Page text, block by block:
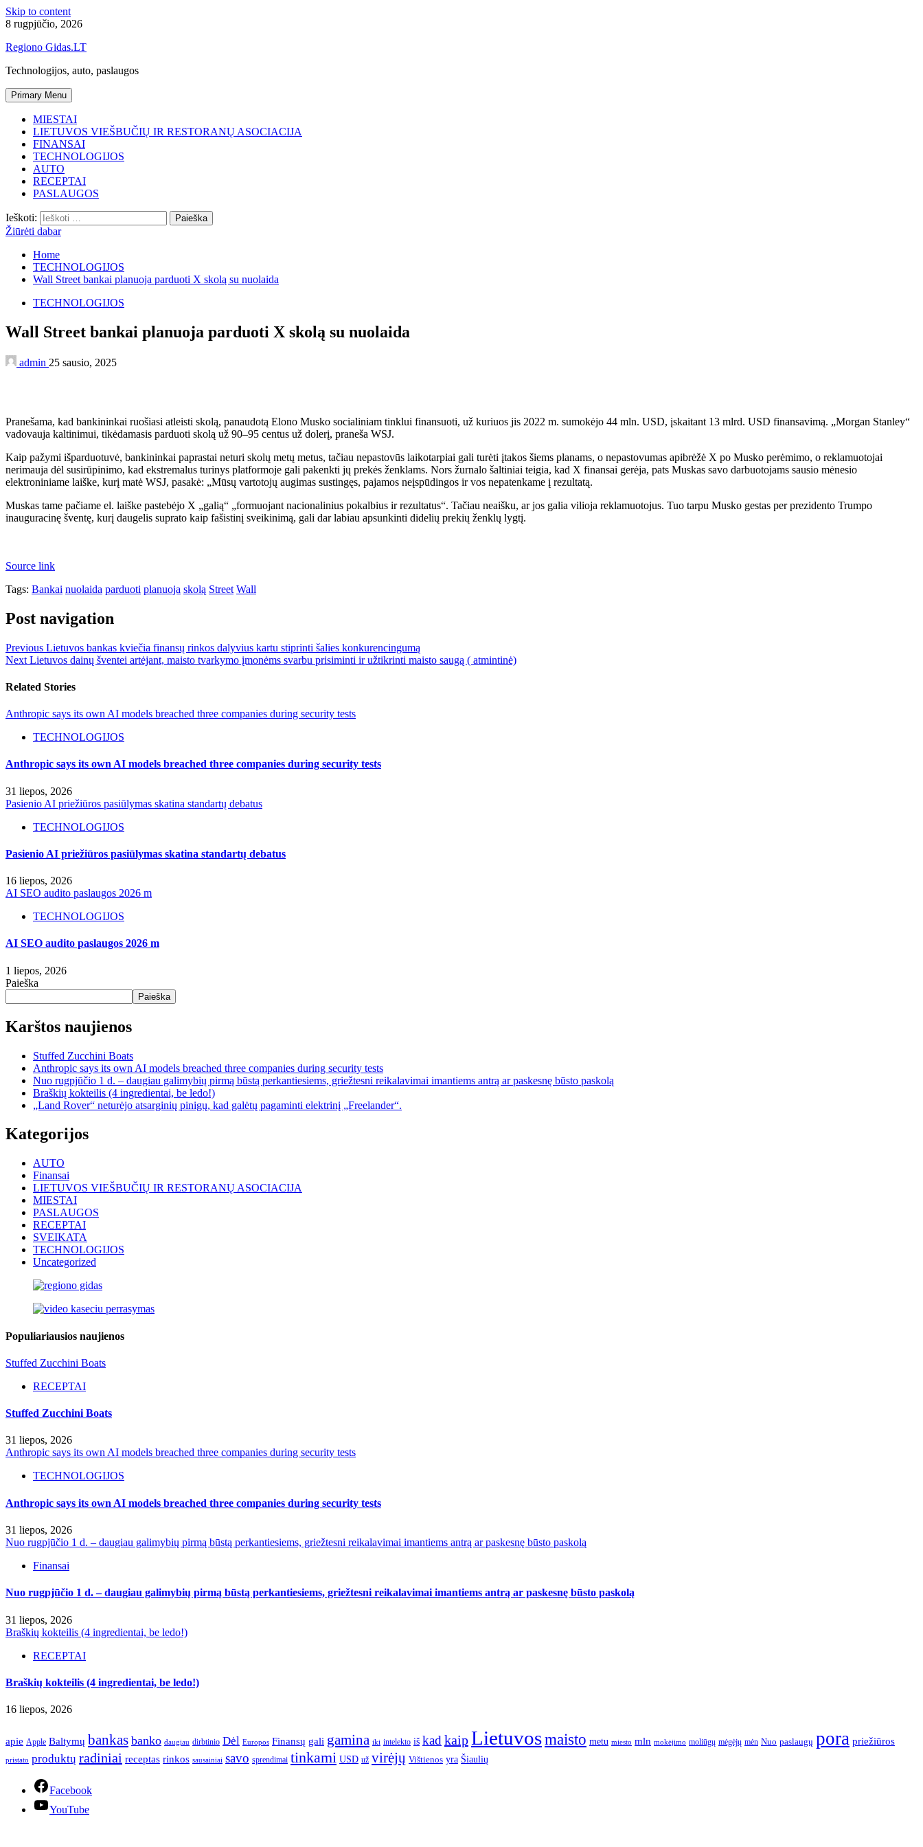
Skip to content
8 rugpjūčio, 2026
Regiono Gidas.LT
Technologijos, auto, paslaugos
Primary Menu
MIESTAI
LIETUVOS VIEŠBUČIŲ IR RESTORANŲ ASOCIACIJA
FINANSAI
TECHNOLOGIJOS
AUTO
RECEPTAI
PASLAUGOS
Ieškoti:
Žiūrėti dabar
Home
TECHNOLOGIJOS
Wall Street bankai planuoja parduoti X skolą su nuolaida
TECHNOLOGIJOS
Wall Street bankai planuoja parduoti X skolą su nuolaida
admin 25 sausio, 2025
Pranešama, kad bankininkai ruošiasi atleisti skolą, panaudotą Elono Musko socialiniam tinklui finansuoti, už kuriuos jis 2022 m. sumokėjo 44 mln. USD, įskaitant 13 mlrd. USD finansavimą. „Morgan Stanley“
vadovauja kaltinimui, tikėdamasis parduoti skolą už 90–95 centus už dolerį, praneša WSJ.
Kaip pažymi išparduotuvė, bankininkai paprastai neturi skolų metų metus, tačiau nepastovūs laikotarpiai gali turėti įtakos šiems planams, o nepastovumas apibrėžė X po Musko perėmimo, o reklamuotojai
nerimauja dėl susirūpinimo, kad ekstremalus turinys platformoje gali pakenkti jų prekės ženklams. Nors žurnalo šaltiniai teigia, kad X finansai gerėja, pats Muskas savo darbuotojams sausio mėnesio
elektroniniame laiške, kurį matė WSJ, pasakė: „Mūsų vartotojų augimas sustingęs, pajamos neįspūdingos ir vos nepatenkame į rezultatą.
Muskas tame pačiame el. laiške pastebėjo X „galią“ „formuojant nacionalinius pokalbius ir rezultatus“. Tačiau neaišku, ar jos galia vilioja reklamuotojus. Tuo tarpu Musko gestas per prezidento Trumpo
inauguracinę šventę, kurį daugelis suprato kaip fašistinį sveikinimą, gali dar labiau apsunkinti didelių prekių ženklų lygtį.
Source link
Tags: Bankai nuolaida parduoti planuoja skolą Street Wall
Post navigation
Previous Lietuvos bankas kviečia finansų rinkos dalyvius kartu stiprinti šalies konkurencingumą
Next Lietuvos dainų šventei artėjant, maisto tvarkymo įmonėms svarbu prisiminti ir užtikrinti maisto saugą ( atmintinė)
Related Stories
Anthropic says its own AI models breached three companies during security tests
TECHNOLOGIJOS
Anthropic says its own AI models breached three companies during security tests
31 liepos, 2026
Pasienio AI priežiūros pasiūlymas skatina standartų debatus
TECHNOLOGIJOS
Pasienio AI priežiūros pasiūlymas skatina standartų debatus
16 liepos, 2026
AI SEO audito paslaugos 2026 m
TECHNOLOGIJOS
AI SEO audito paslaugos 2026 m
1 liepos, 2026
Paieška
Paieška
Karštos naujienos
Stuffed Zucchini Boats
Anthropic says its own AI models breached three companies during security tests
Nuo rugpjūčio 1 d. – daugiau galimybių pirmą būstą perkantiesiems, griežtesni reikalavimai imantiems antrą ar paskesnę būsto paskolą
Braškių kokteilis (4 ingredientai, be ledo!)
„Land Rover“ neturėjo atsarginių pinigų, kad galėtų pagaminti elektrinį „Freelander“.
Kategorijos
AUTO
Finansai
LIETUVOS VIEŠBUČIŲ IR RESTORANŲ ASOCIACIJA
MIESTAI
PASLAUGOS
RECEPTAI
SVEIKATA
TECHNOLOGIJOS
Uncategorized
Populiariausios naujienos
Stuffed Zucchini Boats
RECEPTAI
Stuffed Zucchini Boats
31 liepos, 2026
Anthropic says its own AI models breached three companies during security tests
TECHNOLOGIJOS
Anthropic says its own AI models breached three companies during security tests
31 liepos, 2026
Nuo rugpjūčio 1 d. – daugiau galimybių pirmą būstą perkantiesiems, griežtesni reikalavimai imantiems antrą ar paskesnę būsto paskolą
Finansai
Nuo rugpjūčio 1 d. – daugiau galimybių pirmą būstą perkantiesiems, griežtesni reikalavimai imantiems antrą ar paskesnę būsto paskolą
31 liepos, 2026
Braškių kokteilis (4 ingredientai, be ledo!)
RECEPTAI
Braškių kokteilis (4 ingredientai, be ledo!)
16 liepos, 2026
apie Apple Baltymų bankas banko daugiau dirbtinio Dėl Europos Finansų gali gamina iki intelekto iš kad kaipLietuvosmaisto metu miesto mln mokėjimo moliūgų mėgėjų mėn Nuo paslaugų pora priežiūros
pristato produktų radiniai receptas rinkos sausainiai savo sprendimai tinkami USD už virėjų Vištienos yra Šiaulių
Facebook
YouTube